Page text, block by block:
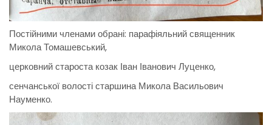
Постійними членами обрані: парафіяльний священник
Микола Томашевський,
церковний староста козак Іван Іванович Луценко,
сенчанської волості старшина Микола Васильович
Науменко.